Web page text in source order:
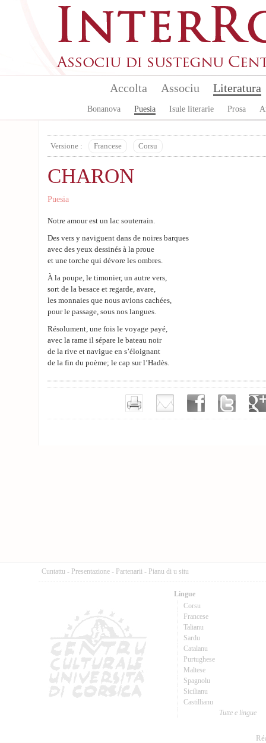
Accolta Associu Literatura
Bonanova Puesia Isule literarie Prosa
Versione : Francese Corsu
CHARON
Puesia
Notre amour est un lac souterrain.
Des vers y naviguent dans de noires barques
avec des yeux dessinés à la proue
et une torche qui dévore les ombres.
À la poupe, le timonier, un autre vers,
sort de la besace et regarde, avare,
les monnaies que nous avions cachées,
pour le passage, sous nos langues.
Résolument, une fois le voyage payé,
avec la rame il sépare le bateau noir
de la rive et navigue en s’éloignant
de la fin du poème; le cap sur l’Hadès.
Cuntattu - Presentazione - Partenarii - Pianu di u situ
Lingue
Corsu
Francese
Talianu
Sardu
Catalanu
Purtughese
Maltese
Spagnolu
Sicilianu
Castillianu
Tutte e lingue